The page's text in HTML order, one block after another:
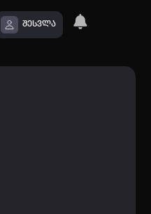
შესვლა